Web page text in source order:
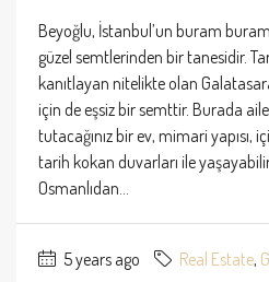
Beyoğlu, İstanbul’un buram
güzel semtlerinden bir tanesidir.
kanıtlayan nitelikte olan
için de eşsiz bir semttir. Burada
tutacağınız bir ev, mimari yapısı,
tarih kokan duvarları ile
Osmanlıdan...
5 years ago Real Estate,